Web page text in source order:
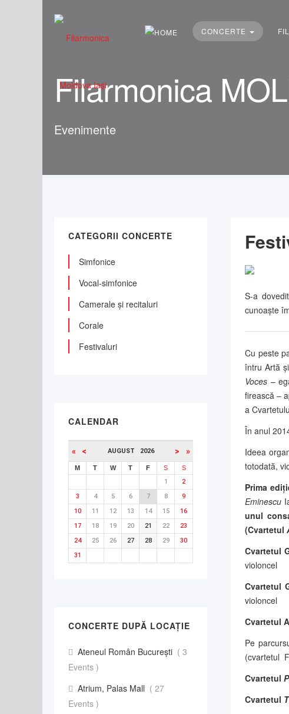
...
CONCERTE
Filarmonica
Evenimente
S-a
cunoaşte
Cu peste
întru Artă
Voces –
firească –
a
În anul
Ideea
totodată,
Prima
Eminescu
unul
(Cvartetul
Cvartetul
violoncel
Cvartetul
violoncel
Cvartetul
Pe
(cvartetul
Cvartetul
Cvartetul
CATEGORII CONCERTE
Simfonice
Vocal-simfonice
Camerale și recitaluri
Corale
Festivaluri
CALENDAR
« < AUGUST 2026 > »
M T W T F S S
1
2
3
4 5 6 7 8
9
10
11 12 13 14 15
16
17
18 19 20 21 22
23
24
25 26 27 28 29
30
31
CONCERTE DUPĂ LOCAȚIE
Ateneul Român București ( 3
Events )
Atrium, Palas Mall ( 27
Events )